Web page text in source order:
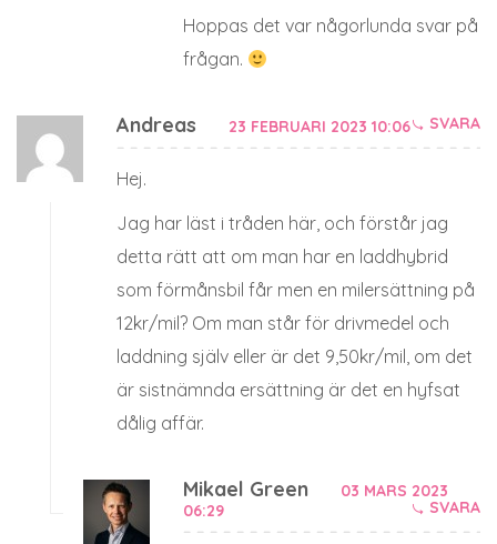
Hoppas det var någorlunda svar på
frågan.
Andreas 23 FEBRUARI 2023 10:06 SVARA
Hej.
Jag har läst i tråden här, och förstår jag
detta rätt att om man har en laddhybrid
som förmånsbil får men en milersättning på
12kr/mil? Om man står för drivmedel och
laddning själv eller är det 9,50kr/mil, om det
är sistnämnda ersättning är det en hyfsat
dålig affär.
Mikael Green
03 MARS 2023
06:29
SVARA